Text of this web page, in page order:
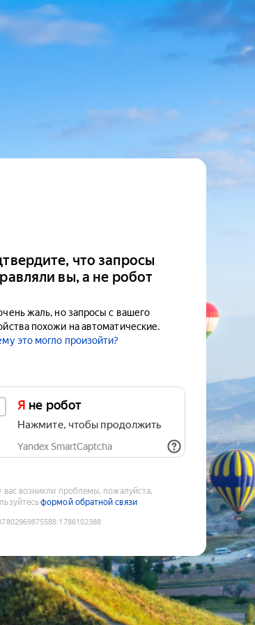
что запросы
вы, а не робот
жаль, но запросы с вашего
похожи на автоматические.
это могло произойти?
Я не робот
Нажмите, чтобы продолжить
Yandex SmartCaptcha
вас возникли проблемы, пожалуйста,
формой обратной связи
:1786102388